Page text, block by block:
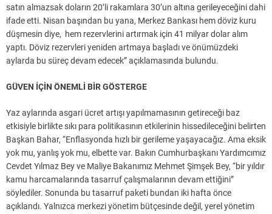
satın almazsak doların 20’li rakamlara 30’un altına gerileyeceğini dahi
ifade etti. Nisan başından bu yana, Merkez Bankası hem döviz kuru
düşmesin diye, hem rezervlerini artırmak için 41 milyar dolar alım
yaptı. Döviz rezervleri yeniden artmaya başladı ve önümüzdeki
aylarda bu süreç devam edecek” açıklamasında bulundu.
GÜVEN İÇİN ÖNEMLİ BİR GÖSTERGE
Yaz aylarında asgari ücret artışı yapılmamasının getireceği baz
etkisiyle birlikte sıkı para politikasının etkilerinin hissedileceğini belirten
Başkan Bahar, “Enflasyonda hızlı bir gerileme yaşayacağız. Ama eksik
yok mu, yanlış yok mu, elbette var. Bakın Cumhurbaşkanı Yardımcımız
Cevdet Yılmaz Bey ve Maliye Bakanımız Mehmet Şimşek Bey, “bir yıldır
kamu harcamalarında tasarruf çalışmalarının devam ettiğini”
söylediler. Sonunda bu tasarruf paketi bundan iki hafta önce
açıklandı. Yalnızca merkezi yönetim bütçesinde değil, yerel yönetim